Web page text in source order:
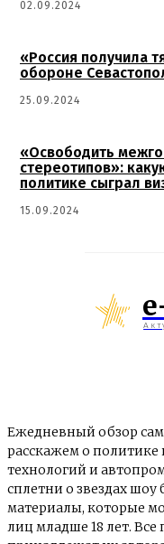
02.09.2024
«Россия получила
обороне
25.09.2024
«Освободить
стереотипов»:
политике сыграл
15.09.2024
Ежедневный обзор
расскажем о политике
технологий и
сплетни о звездах шоу
материалы, которые
лиц младше 18 лет.